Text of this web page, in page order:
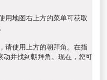
用地图右上方的菜单可获取
请使用上方的朝拜角。在指
并找到朝拜角。现在，您可